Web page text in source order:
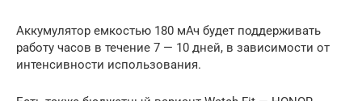
Аккумулятор емкостью 180 мАч будет поддерживать
работу часов в течение 7 — 10 дней, в зависимости от
интенсивности использования.